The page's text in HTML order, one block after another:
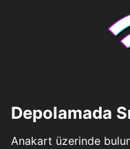
Depolamada
Anakart üzerinde